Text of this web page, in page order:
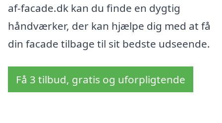
af-facade.dk kan du finde en dygtig
håndværker, der kan hjælpe dig med at få
din facade tilbage til sit bedste udseende.
Få 3 tilbud, gratis og uforpligtende